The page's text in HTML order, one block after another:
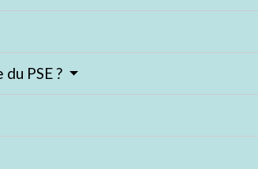
PSE ?